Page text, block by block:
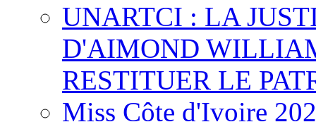
UNARTCI : LA
D'AIMOND
RESTITUER LE
Miss Côte d'Ivoire